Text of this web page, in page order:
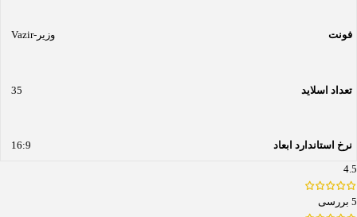
فونت وزیر-Vazir
تعداد اسلاید 35
نرخ استاندارد ابعاد
16:9
4.5
5 بررسی